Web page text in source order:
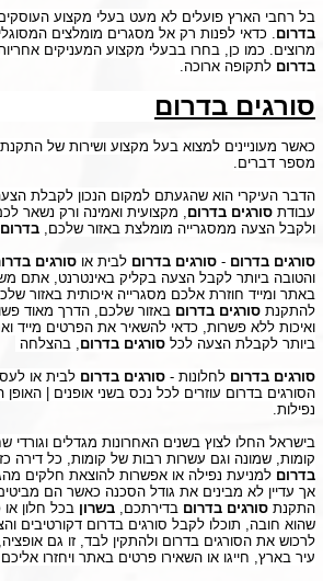
בל רחבי הארץ פועלים לא מעט בעלי מקצוע העוסקים
בדרום. כדאי לפנות רק אל מסגרים מומלצים
מרוצים. כמו כן, בחרו בבעלי מקצוע המעניקים
בדרום לתקופה ארוכה.
סורגים בדרום
כאשר מעוניינים למצוא בעל מקצוע ושירות של התקנת
מספר דברים.
הדבר העיקרי הוא שהגעתם למקום הנכון לקבלת
עבודת סורגים בדרום, מקצועית ואמינה ורק נשאר
ולקבל הצעה ממסגרייה מומלצת באזור שלכם, בדרום
סורגים בדרום - סורגים בדרום לבית או סורגים
והטובה ביותר לקבל הצעה בקליק באינטרנט, אתם
באתר ומייד חוזרת אלכם מסגרייה איכותית באזור
להתקנת סורגים בדרום באזור שלכם, הדרך מאוד
ואיכות ללא פשרות, כדאי להשאיר את הפרטים מייד
ביותר לקבלת הצעה לכל סורגים בדרום, בהצלחה
סורגים בדרום לחלונות - סורגים בדרום לבית או
הסורגים בדרום עוזרים לכל נכס בשני אופנים | האופן
נפילות.
בישראל החלו לצוץ בשנים האחרונות מגדלים וגורדי
קומות, שמונה וגם עשרות רבות של קומות, כל דירה
בדרום למניעת נפילה או אפשרות להוצאת חלקים
אך עדיין לא מבינים את גודל הסכנה כאשר הם
התקנת סורגים בדרום בדירתכם, בשרון בכל חלון
שהוא חובה, תוכלו לקבל סורגים בדרום דקורטיבים
לרכוש את הסורגים בדרום ולהתקין לבד, זו גם
עיר בארץ, חייגו או השאירו פרטים באתר ויחזרו